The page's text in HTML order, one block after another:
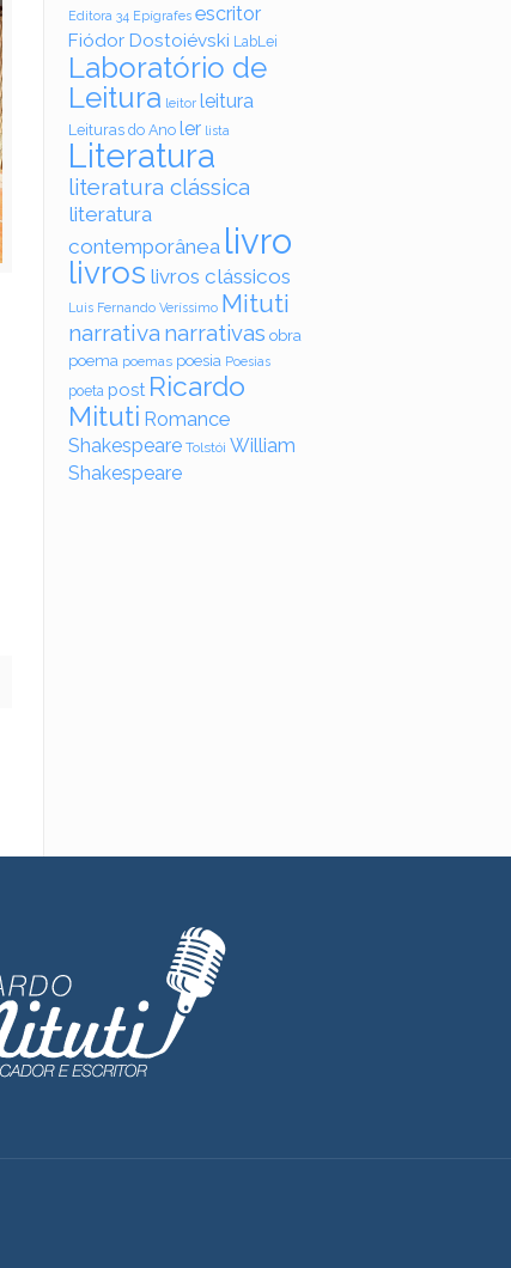
Editora 34 Epígrafes escritor
Fiódor Dostoiévski LabLei
Laboratório de
Leitura leitor leitura
Leituras do Ano ler lista
Literatura
literatura clássica
literatura
contemporânea livro
livros livros clássicos
Luis Fernando Veríssimo Mituti
narrativa narrativas obra
poema poemas poesia Poesias
poeta post Ricardo
Mituti Romance
Shakespeare Tolstói William
Shakespeare